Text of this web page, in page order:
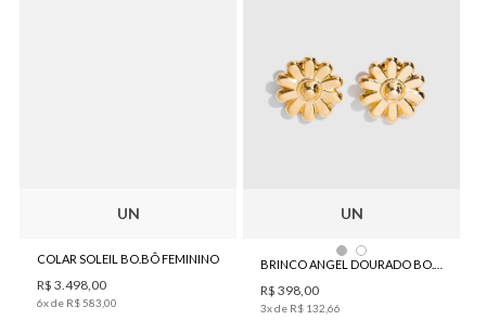
UN
COLAR SOLEIL BO.BÔ FEMININO
R$ 3.498,00
6x de R$ 583 00
UN
R$ 398,00
3x de R$ 132,66